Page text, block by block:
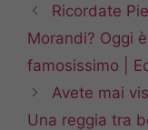
Ricordate
Morandi? Oggi
famosissimo |
Avete mai
Una reggia tra